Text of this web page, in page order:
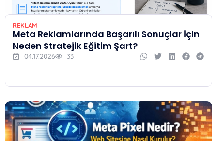
REKLAM
Meta Reklamlarında Başarılı Sonuçlar İçin
Neden Stratejik Eğitim Şart?
04.17.2026 33